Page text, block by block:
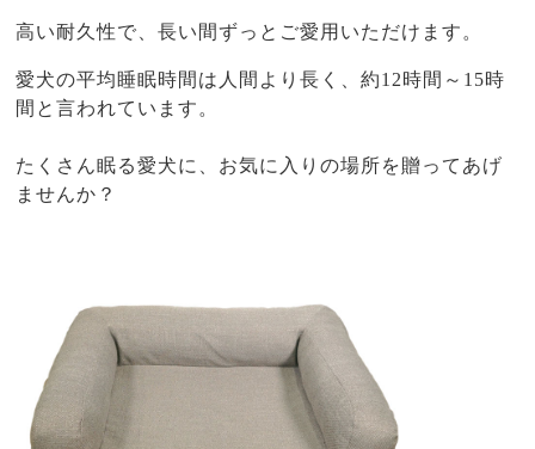
高い耐久性で、長い間ずっとご愛用いただけます。
愛犬の平均睡眠時間は人間より長く、約12時間～15時
間と言われています。
たくさん眠る愛犬に、お気に入りの場所を贈ってあげ
ませんか？